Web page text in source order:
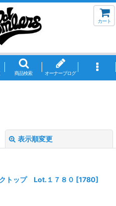
カート
商品検索 オーナーブログ
表示順変更
トップ Lot.１７８０ [1780]